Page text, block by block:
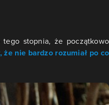
tego stopnia, że początkowo
nie bardzo rozumiał po co